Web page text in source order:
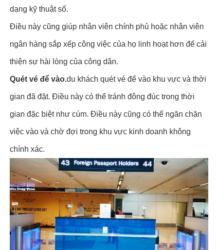
dạng kỹ thuật số.
Điều này cũng giúp nhân viên chính phủ hoặc nhân viên
ngân hàng sắp xếp công việc của họ linh hoạt hơn để cải
thiện sự hài lòng của công dân.
Quét vé để vào.du khách quét vé để vào khu vực và thời
gian đã đặt. Điều này có thể tránh đông đúc trong thời
gian đặc biệt như cúm. Điều này cũng có thể ngăn chặn
việc vào và chờ đợi trong khu vực kinh doanh không
chính xác.